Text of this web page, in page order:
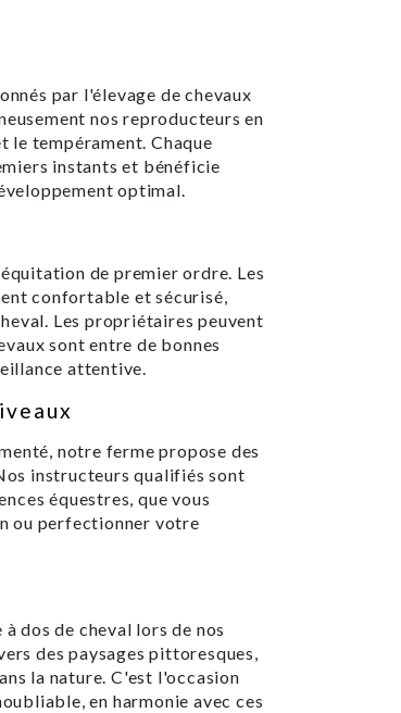
par l'élevage de chevaux
nos reproducteurs en
le tempérament. Chaque
instants et bénéficie
optimal.
de premier ordre. Les
confortable et sécurisé,
Les propriétaires peuvent
sont entre de bonnes
attentive.
notre ferme propose des
instructeurs qualifiés sont
équestres, que vous
ou perfectionner votre
dos de cheval lors de nos
des paysages pittoresques,
la nature. C'est l'occasion
en harmonie avec ces